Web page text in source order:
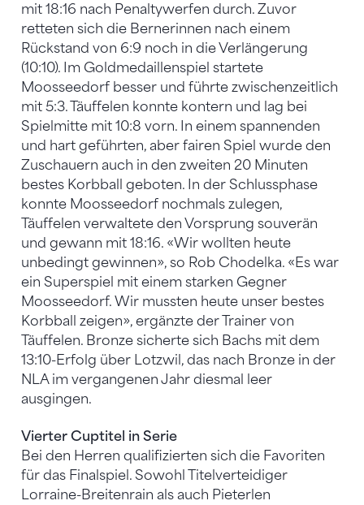
mit 18:16 nach Penaltywerfen durch. Zuvor
retteten sich die Bernerinnen nach einem
Rückstand von 6:9 noch in die Verlängerung
(10:10). Im Goldmedaillenspiel startete
Moosseedorf besser und führte zwischenzeitlich
mit 5:3. Täuffelen konnte kontern und lag bei
Spielmitte mit 10:8 vorn. In einem spannenden
und hart geführten, aber fairen Spiel wurde den
Zuschauern auch in den zweiten 20 Minuten
bestes Korbball geboten. In der Schlussphase
konnte Moosseedorf nochmals zulegen,
Täuffelen verwaltete den Vorsprung souverän
und gewann mit 18:16. «Wir wollten heute
unbedingt gewinnen», so Rob Chodelka. «Es war
ein Superspiel mit einem starken Gegner
Moosseedorf. Wir mussten heute unser bestes
Korbball zeigen», ergänzte der Trainer von
Täuffelen. Bronze sicherte sich Bachs mit dem
13:10-Erfolg über Lotzwil, das nach Bronze in der
NLA im vergangenen Jahr diesmal leer
ausgingen.
Vierter Cuptitel in Serie
Bei den Herren qualifizierten sich die Favoriten
für das Finalspiel. Sowohl Titelverteidiger
Lorraine-Breitenrain als auch Pieterlen